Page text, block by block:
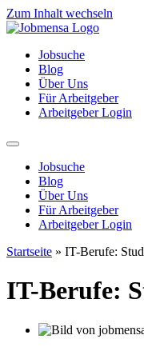
Zum Inhalt wechseln
Jobsuche
Blog
Über Uns
Für Arbeitgeber
Arbeitgeber Login
Jobsuche
Blog
Über Uns
Für Arbeitgeber
Arbeitgeber Login
Startseite » IT-Berufe:
IT-Berufe: